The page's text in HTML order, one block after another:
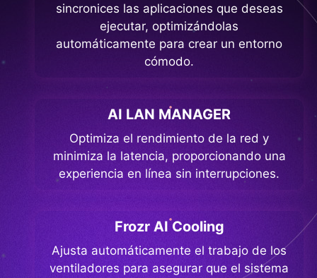
sincronices las aplicaciones que deseas
ejecutar, optimizándolas
automáticamente para crear un entorno
cómodo.
AI LAN MANAGER
Optimiza el rendimiento de la red y
minimiza la latencia, proporcionando una
experiencia en línea sin interrupciones.
Frozr AI Cooling
Ajusta automáticamente el trabajo de los
ventiladores para asegurar que el sistema